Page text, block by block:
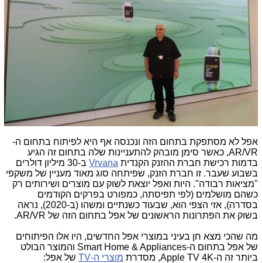
אפל לא מסתפקת בתחום הזה ונכנסה אף היא לפיתוח בתחום ה-
AR/VR, כאשר סימן מובהק להתעניינות שלה בתחום זה הגיע
בדמות רכישת חברת ההזנק הקנדית Vrvana
ב-30 מיליון דולרים
בשבוע שעבר. זו חברת הזנק, שפיתחה סוג מאוד מעניין של משקפי
"מציאות רבודה". היות ואפל יוצאת לשוק עם מוצרים ושירותים רק
כשהם מושלמים (לפי תפיסתה, כמפורט בפרקים הקודמים
בסדרה), אזי הצפי הוא, שבעוד כשנתיים ומשהו (ב-2020), נראה
בשוק את הפתרונות הראשונים של אפל בתחום הזה של AR/VR.
מה שהכי מצא חן בעיני במוצרי אפל החדשים, היו אלו הפיתוחים
של אפל בתחום ה-Smart Home & Appliances והמוצר הבולט
ביותר זה ה-Apple TV 4K, מסדרת
מוצרי ה-TV של אפל: